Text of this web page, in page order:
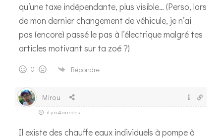
qu’une taxe indépendante, plus visible… (Perso, lors
de mon dernier changement de véhicule, je n’ai
pas (encore) passé le pas à l’électrique malgré tes
articles motivant sur ta zoé ?)
0 Répondre
Mirou
il y a 4 années
Il existe des chauffe eaux individuels à pompe à